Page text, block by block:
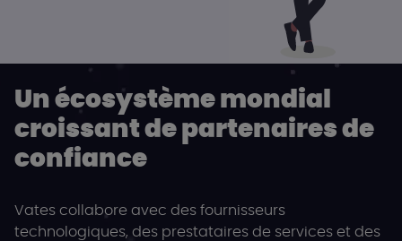
Un écosystème mondial
croissant de partenaires de
confiance
Vates collabore avec des fournisseurs
technologiques, des prestataires de services et des